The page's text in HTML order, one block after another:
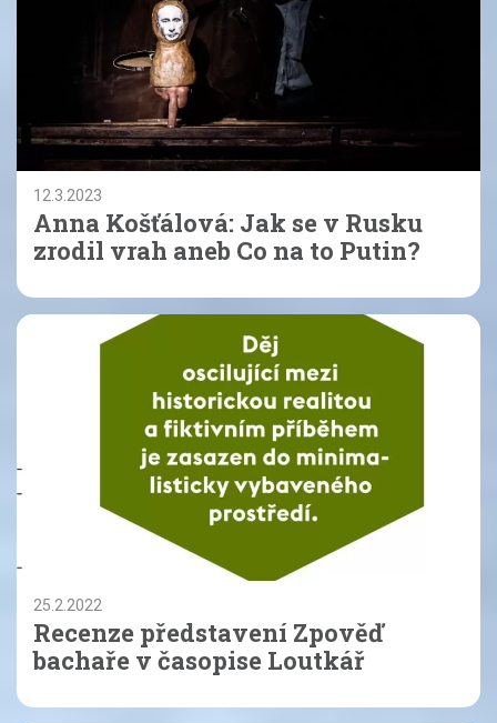
12.3.2023
Anna Košťálová: Jak se v Rusku
zrodil vrah aneb Co na to Putin?
25.2.2022
Recenze představení Zpověď
bachaře v časopise Loutkář